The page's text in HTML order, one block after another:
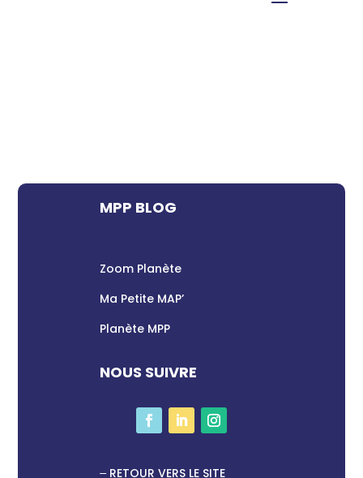
MPP BLOG
Zoom Planète
Ma Petite MAP’
Planète MPP
NOUS SUIVRE
RETOUR VERS LE SITE